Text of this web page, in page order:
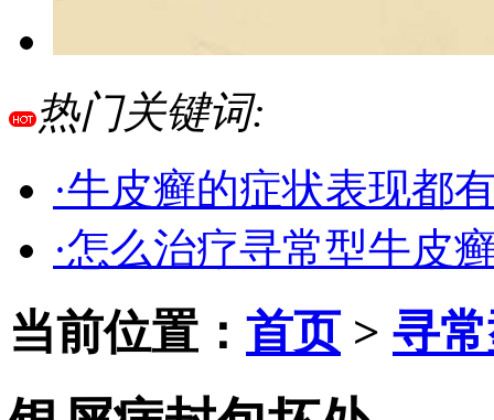
热门关键词:
·牛皮癣的症状表现都
·怎么治疗寻常型牛皮
当前位置： 首页> 寻